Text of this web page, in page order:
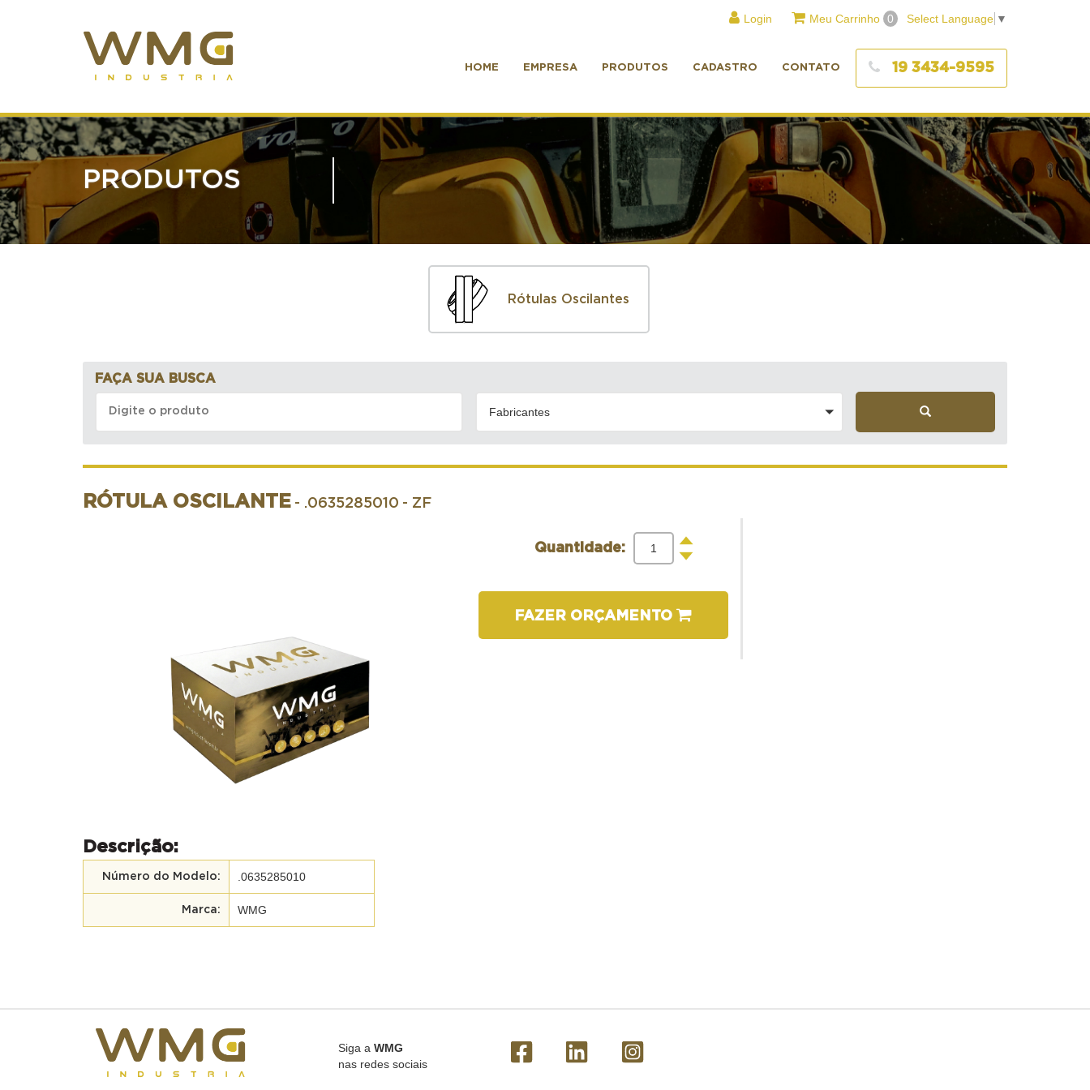
Login Meu Carrinho 0 Select Language ▼
HOME EMPRESA PRODUTOS CADASTRO CONTATO 19 3434-9595
PRODUTOS
Rótulas Oscilantes
FAÇA SUA BUSCA
Fabricantes
RÓTULA OSCILANTE - .0635285010 - ZF
Quantidade:
+
-
FAZER ORÇAMENTO
Descrição:
Número do Modelo: .0635285010
Marca: WMG
Siga a WMG
nas redes sociais